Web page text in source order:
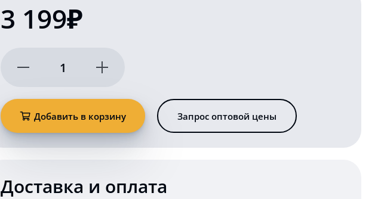
3 199₽
Количество
товара
4х
желтая
MB10COB2
Добавить в корзину Запрос оптовой цены
Доставка и оплата